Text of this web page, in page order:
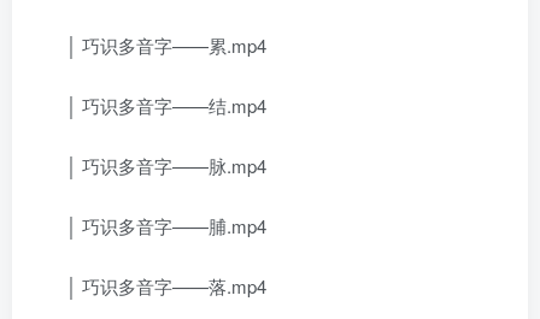
│ 巧识多音字——累.mp4
│ 巧识多音字——结.mp4
│ 巧识多音字——脉.mp4
│ 巧识多音字——脯.mp4
│ 巧识多音字——落.mp4